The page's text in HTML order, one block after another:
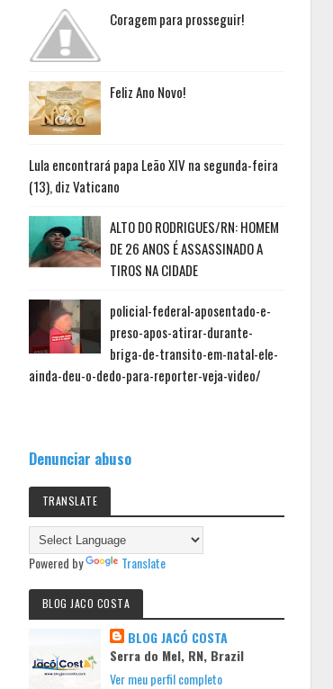
Coragem para prosseguir!
Feliz Ano Novo!
Lula encontrará papa Leão XIV na segunda-feira
(13), diz Vaticano
ALTO DO RODRIGUES/RN: HOMEM
DE 26 ANOS É ASSASSINADO A
TIROS NA CIDADE
policial-federal-aposentado-e-
preso-apos-atirar-durante-
briga-de-transito-em-natal-ele-
ainda-deu-o-dedo-para-reporter-veja-video/
Denunciar abuso
TRANSLATE
Powered by Translate
BLOG JACO COSTA
BLOG JACÓ COSTA
Serra do Mel, RN, Brazil
Ver meu perfil completo